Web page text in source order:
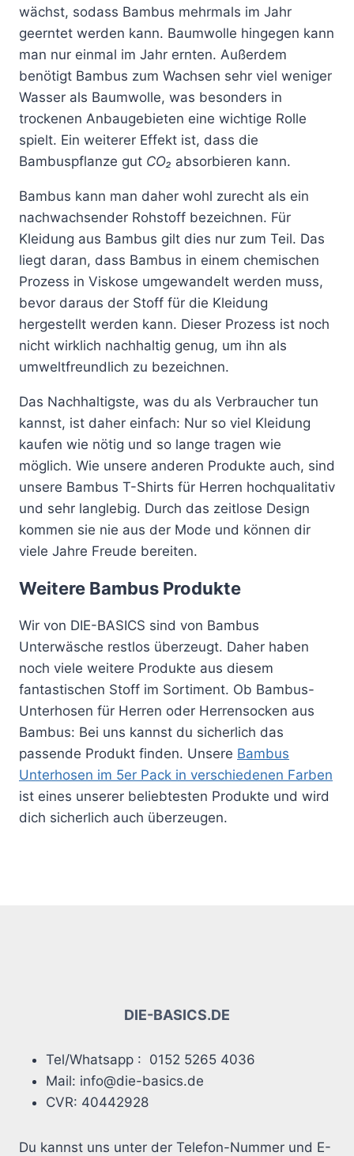
wächst, sodass Bambus mehrmals im Jahr
geerntet werden kann. Baumwolle hingegen kann
man nur einmal im Jahr ernten. Außerdem
benötigt Bambus zum Wachsen sehr viel weniger
Wasser als Baumwolle, was besonders in
trockenen Anbaugebieten eine wichtige Rolle
spielt. Ein weiterer Effekt ist, dass die
Bambuspflanze gut CO₂ absorbieren kann.
Bambus kann man daher wohl zurecht als ein
nachwachsender Rohstoff bezeichnen. Für
Kleidung aus Bambus gilt dies nur zum Teil. Das
liegt daran, dass Bambus in einem chemischen
Prozess in Viskose umgewandelt werden muss,
bevor daraus der Stoff für die Kleidung
hergestellt werden kann. Dieser Prozess ist noch
nicht wirklich nachhaltig genug, um ihn als
umweltfreundlich zu bezeichnen.
Das Nachhaltigste, was du als Verbraucher tun
kannst, ist daher einfach: Nur so viel Kleidung
kaufen wie nötig und so lange tragen wie
möglich. Wie unsere anderen Produkte auch, sind
unsere Bambus T-Shirts für Herren hochqualitativ
und sehr langlebig. Durch das zeitlose Design
kommen sie nie aus der Mode und können dir
viele Jahre Freude bereiten.
Weitere Bambus Produkte
Wir von DIE-BASICS sind von Bambus
Unterwäsche restlos überzeugt. Daher haben
noch viele weitere Produkte aus diesem
fantastischen Stoff im Sortiment. Ob Bambus-
Unterhosen für Herren oder Herrensocken aus
Bambus: Bei uns kannst du sicherlich das
passende Produkt finden. Unsere Bambus
Unterhosen im 5er Pack in verschiedenen Farben
ist eines unserer beliebtesten Produkte und wird
dich sicherlich auch überzeugen.
DIE-BASICS.DE
Tel/Whatsapp : 0152 5265 4036
Mail: info@die-basics.de
CVR: 40442928
Du kannst uns unter der Telefon-Nummer und E-